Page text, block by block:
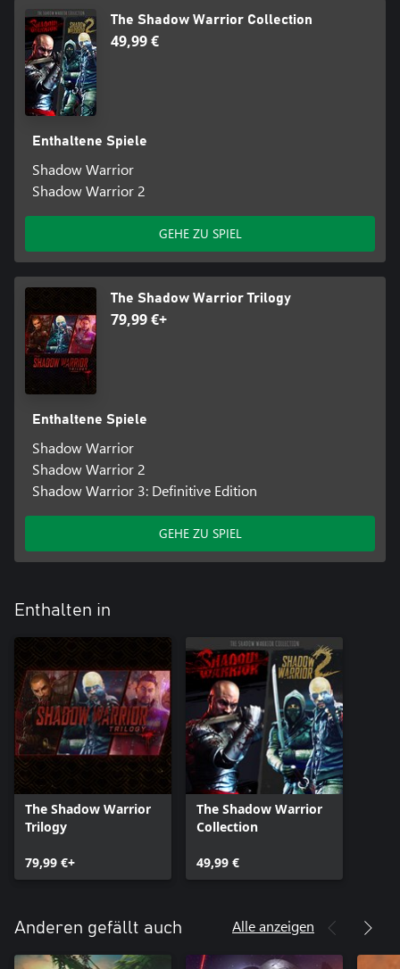
The Shadow Warrior Collection
49,99 €
Enthaltene Spiele
Shadow Warrior
Shadow Warrior 2
GEHE ZU SPIEL
The Shadow Warrior Trilogy
79,99 €+
Enthaltene Spiele
Shadow Warrior
Shadow Warrior 2
Shadow Warrior 3: Definitive Edition
GEHE ZU SPIEL
Enthalten in
The Shadow Warrior
Trilogy
79,99 €+
The Shadow Warrior
Collection
49,99 €
Anderen gefällt auch Alle anzeigen